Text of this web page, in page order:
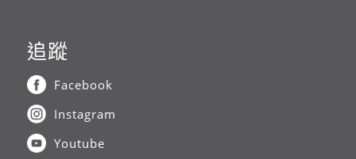
追蹤
Facebook
Instagram
Youtube